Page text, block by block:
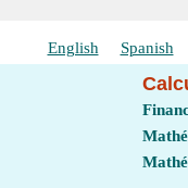
2D
Masse molaire du
Masse molaire du
English Spanish